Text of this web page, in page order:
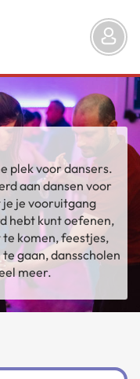
plek voor dansers.
aan dansen voor
je je vooruitgang
hebt kunt oefenen,
komen, feestjes,
gaan, dansscholen
meer.